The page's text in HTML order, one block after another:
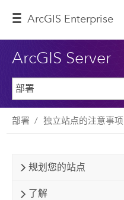
ArcGIS Enterprise
ArcGIS Server
部署 独立站点的注意事项
规划您的站点
了解